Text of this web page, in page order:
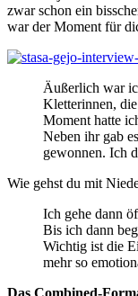
zwar schon ein
war der Moment für
Äußerlich war
Kletterinnen,
Moment hatte
Neben ihr gab
gewonnen. Ich
Wie gehst du mit
Ich gehe dann
Bis ich dann
Wichtig ist die
mehr so